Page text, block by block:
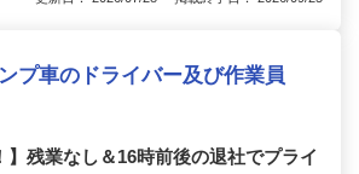
プ車のドライバー及び作業員
】残業なし＆16時前後の退社でプライ